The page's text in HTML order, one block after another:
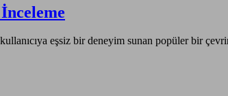
eşsiz bir deneyim sunan popüler bir